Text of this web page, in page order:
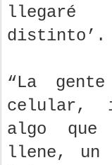
distinto’.
“La
celular,
algo
llene, un